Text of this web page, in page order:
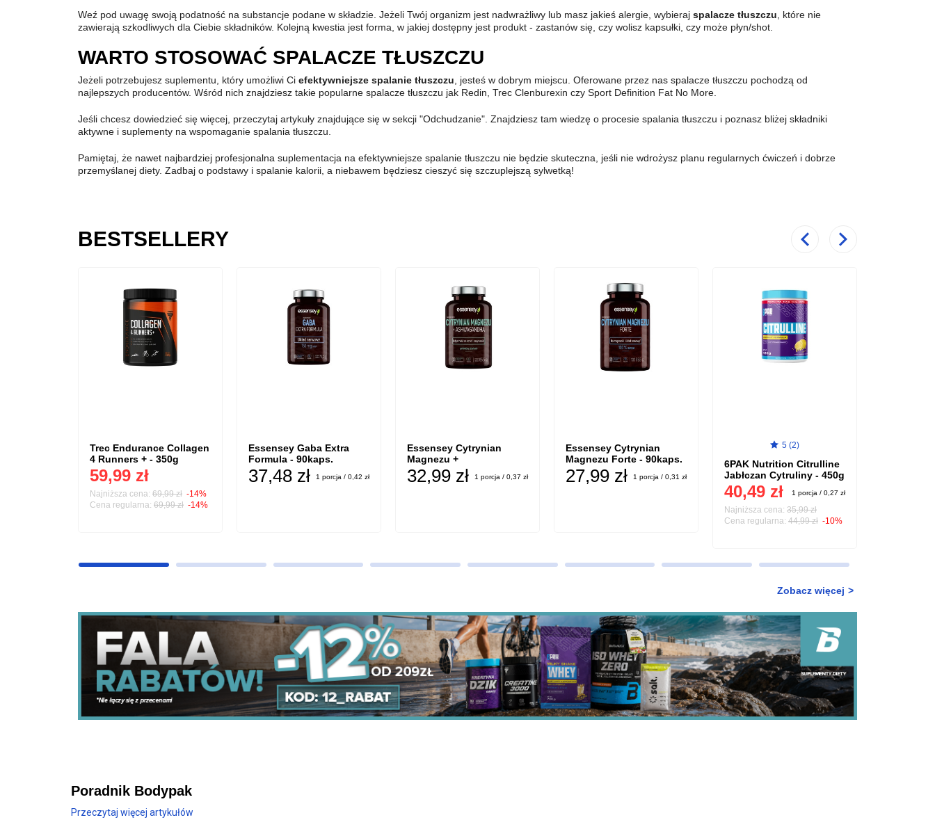
Weź pod uwagę swoją podatność na substancje podane w składzie. Jeżeli Twój organizm jest nadwrażliwy lub masz jakieś alergie, wybieraj spalacze tłuszczu , które nie
zawierają szkodliwych dla Ciebie składników. Kolejną kwestia jest forma, w jakiej dostępny jest produkt - zastanów się, czy wolisz kapsułki, czy może płyn/shot.
WARTO STOSOWAĆ SPALACZE TŁUSZCZU
Jeżeli potrzebujesz suplementu, który umożliwi Ci efektywniejsze spalanie tłuszczu , jesteś w dobrym miejscu. Oferowane przez nas spalacze tłuszczu pochodzą od
najlepszych producentów. Wśród nich znajdziesz takie popularne spalacze tłuszczu jak Redin, Trec Clenburexin czy Sport Definition Fat No More.
Jeśli chcesz dowiedzieć się więcej, przeczytaj artykuły znajdujące się w sekcji "Odchudzanie". Znajdziesz tam wiedzę o procesie spalania tłuszczu i poznasz bliżej składniki
aktywne i suplementy na wspomaganie spalania tłuszczu.
Pamiętaj, że nawet najbardziej profesjonalna suplementacja na efektywniejsze spalanie tłuszczu nie będzie skuteczna, jeśli nie wdrożysz planu regularnych ćwiczeń i dobrze
przemyślanej diety. Zadbaj o podstawy i spalanie kalorii, a niebawem będziesz cieszyć się szczuplejszą sylwetką!
BESTSELLERY PoprzedniNastępny
Trec Endurance Collagen
4 Runners + - 350g
59,99 zł
Najniższa cena: 69,99 zł -14%
Cena regularna: 69,99 zł -14%
Essensey Gaba Extra
Formula - 90kaps.
37,48 zł 1 porcja / 0,42 zł
Essensey Cytrynian
Magnezu +
Ashwagandha - 90 kaps.
32,99 zł 1 porcja / 0,37 zł
Essensey Cytrynian
Magnezu Forte - 90kaps.
27,99 zł 1 porcja / 0,31 zł
5 (2)
6PAK Nutrition Citrulline
Jabłczan Cytruliny - 450g
40,49 zł 1 porcja / 0,27 zł
Najniższa cena: 35,99 zł
Cena regularna: 44,99 zł -10%
Zobacz więcej
Poradnik Bodypak
Przeczytaj więcej artykułów